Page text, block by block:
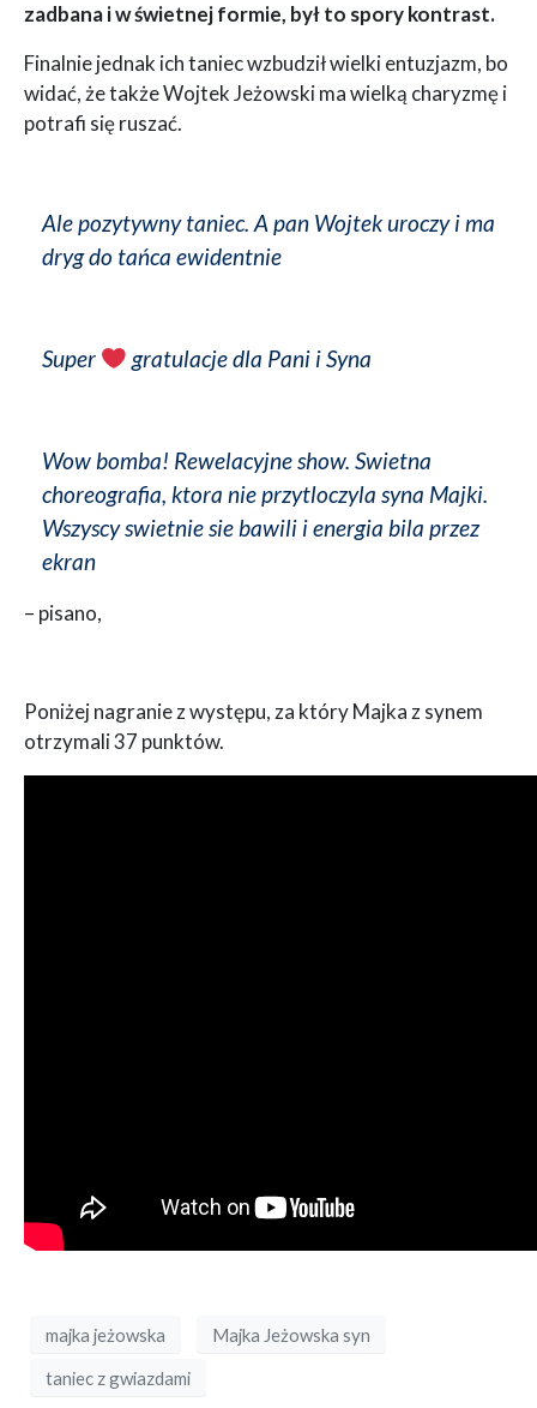
zadbana i w świetnej formie, był to spory kontrast.
Finalnie jednak ich taniec wzbudził wielki entuzjazm, bo
widać, że także Wojtek Jeżowski ma wielką charyzmę i
potrafi się ruszać.
Ale pozytywny taniec. A pan Wojtek uroczy i ma
dryg do tańca ewidentnie
Super gratulacje dla Pani i Syna
Wow bomba! Rewelacyjne show. Swietna
choreografia, ktora nie przytloczyla syna Majki.
Wszyscy swietnie sie bawili i energia bila przez
ekran
– pisano,
Poniżej nagranie z występu, za który Majka z synem
otrzymali 37 punktów.
majka jeżowska Majka Jeżowska syn
taniec z gwiazdami